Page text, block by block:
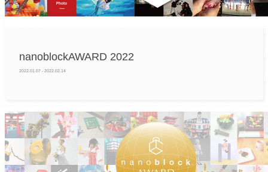
nanoblockAWARD 2022
2022.01.07 - 2022.02.14